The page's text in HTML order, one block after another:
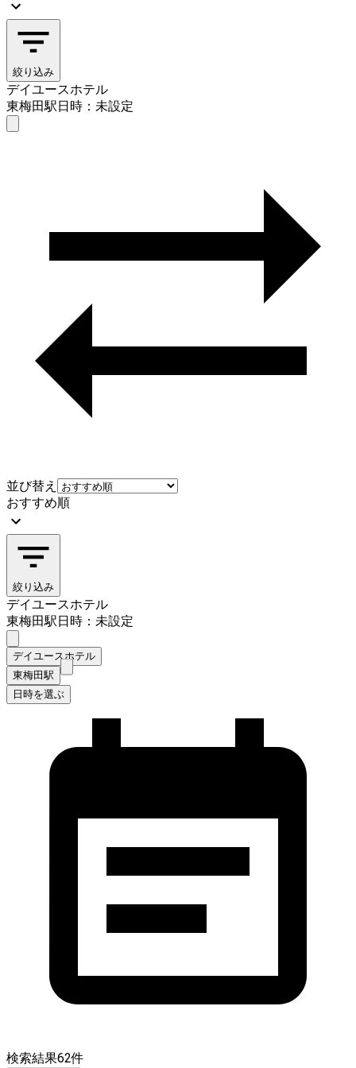
絞り込み
デイユースホテル
東梅田駅日時：未設定
並び替え
おすすめ順
絞り込み
デイユースホテル
東梅田駅日時：未設定
デイユースホテル
東梅田駅
日時を選ぶ
検索結果62件